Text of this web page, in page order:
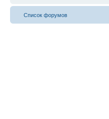
Список форумов